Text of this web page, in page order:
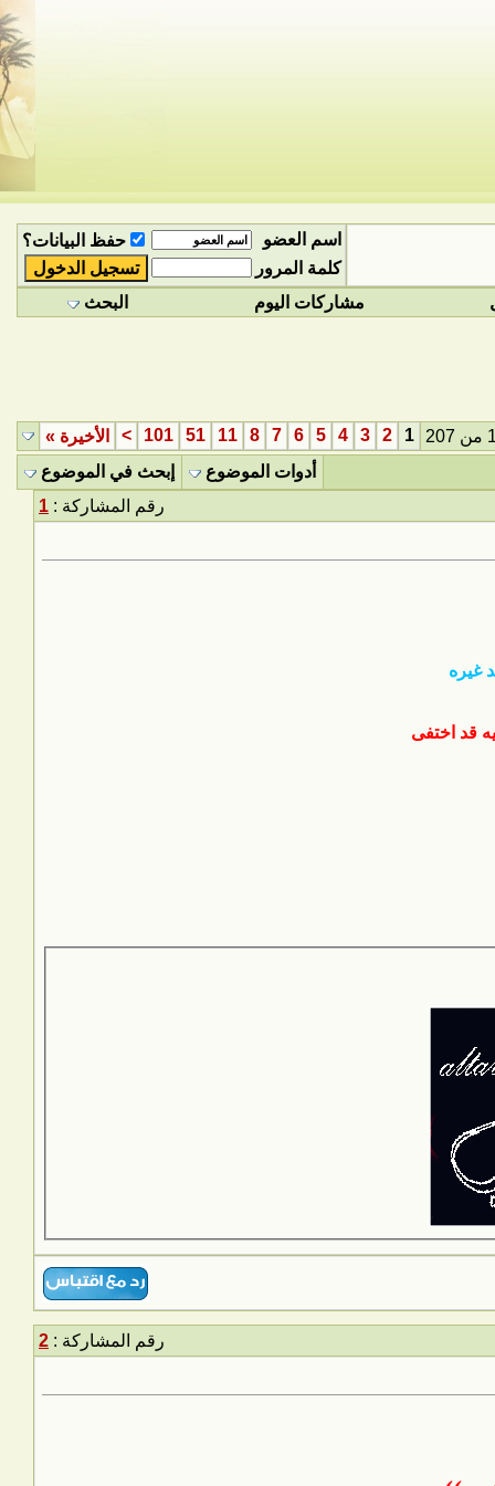
اسم العضو
حفظ البيانات؟
كلمة المرور
مشاركات اليوم البحث
1
2
3
4
5
6
7
8
11
51
101
> الأخيرة »
أدوات الموضوع
إبحث في الموضوع
رقم المشاركة : 1
غيره
قد اختفى
رقم المشاركة : 2